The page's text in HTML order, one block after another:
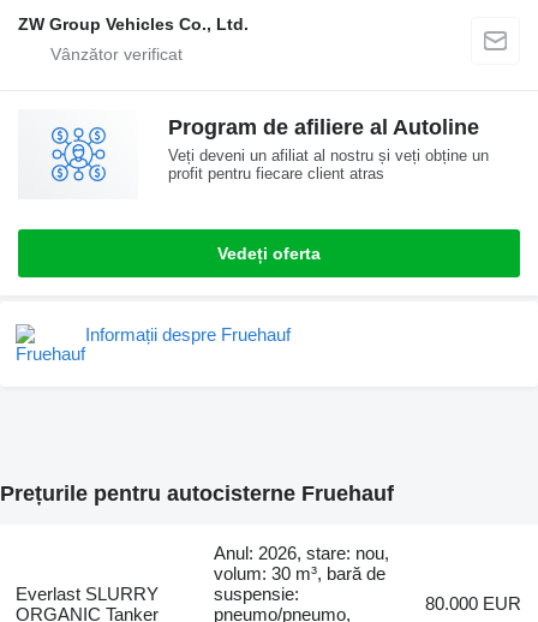
ZW Group Vehicles Co., Ltd.
Program de afiliere al Autoline
Veți deveni un afiliat al nostru și veți obține un
profit pentru fiecare client atras
Vedeți oferta
Informații despre Fruehauf
Prețurile pentru autocisterne Fruehauf
Everlast SLURRY
ORGANIC Tanker
Anul: 2026, stare: nou,
volum: 30 m³, bară de
suspensie:
pneumo/pneumo,
80.000 EUR